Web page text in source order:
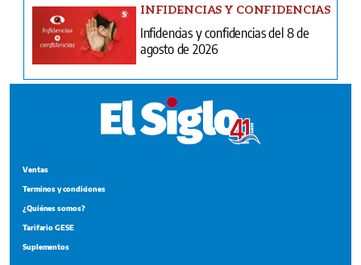
INFIDENCIAS Y CONFIDENCIAS
Infidencias y confidencias del 8 de
agosto de 2026
Ventas
Terminos y condiciones
¿Quiénes somos?
Tarifario GESE
Suplementos